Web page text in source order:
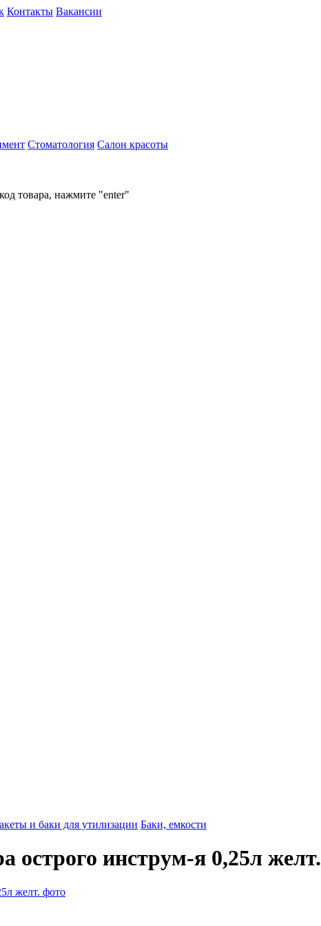
Контакты Вакансии
Стоматология Салон красоты
товара, нажмите "enter"
и баки для утилизации Баки, емкости
острого инструм-я 0,25л желт.